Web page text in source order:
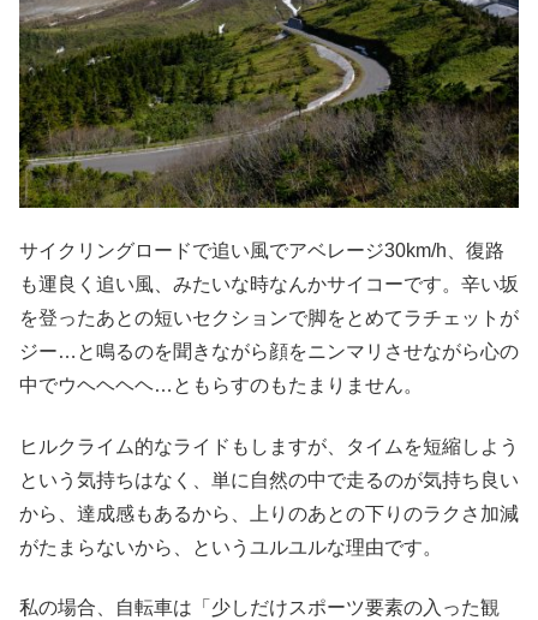
サイクリングロードで追い風でアベレージ30km/h、復路
も運良く追い風、みたいな時なんかサイコーです。辛い坂
を登ったあとの短いセクションで脚をとめてラチェットが
ジー…と鳴るのを聞きながら顔をニンマリさせながら心の
中でウヘヘヘヘ…ともらすのもたまりません。
ヒルクライム的なライドもしますが、タイムを短縮しよう
という気持ちはなく、単に自然の中で走るのが気持ち良い
から、達成感もあるから、上りのあとの下りのラクさ加減
がたまらないから、というユルユルな理由です。
私の場合、自転車は「少しだけスポーツ要素の入った観